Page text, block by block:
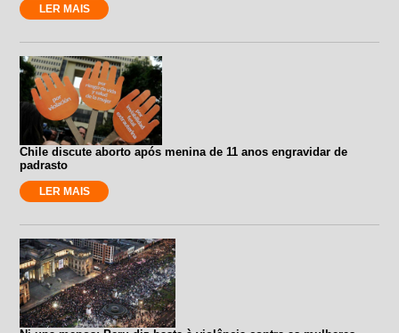
LER MAIS
Chile discute aborto após menina de 11 anos engravidar de
padrasto
LER MAIS